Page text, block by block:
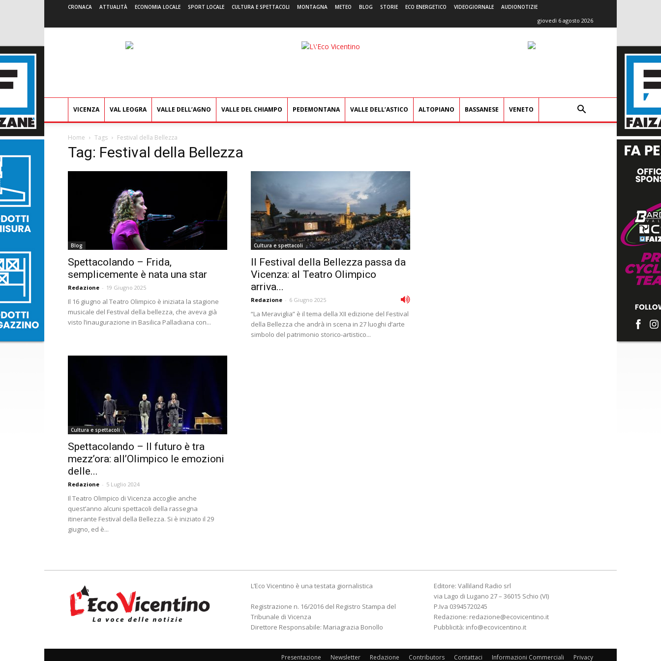
CRONACA ATTUALITÀ ECONOMIA LOCALE SPORT LOCALE CULTURA E SPETTACOLI MONTAGNA METEO BLOG STORIE ECO ENERGETICO VIDEOGIORNALE AUDIONOTIZIE
giovedì 6 agosto 2026
L'Eco
VICENZA VAL LEOGRA VALLE DELL’AGNO VALLE DEL CHIAMPO PEDEMONTANA VALLE DELL’ASTICO ALTOPIANO BASSANESE VENETO
Home Tags Festival della Bellezza
Tag: Festival della Bellezza
Blog
Spettacolando – Frida,
semplicemente è nata una star
Redazione - 19 Giugno 2025
Il 16 giugno al Teatro Olimpico è iniziata la stagione
musicale del Festival della bellezza, che aveva già
visto l’inaugurazione in Basilica Palladiana con...
Cultura e spettacoli
Il Festival della Bellezza passa da
Vicenza: al Teatro Olimpico
arriva...
Redazione - 6 Giugno 2025
“La Meraviglia” è il tema della XII edizione del Festival
della Bellezza che andrà in scena in 27 luoghi d’arte
simbolo del patrimonio storico-artistico...
Cultura e spettacoli
Spettacolando – Il futuro è tra
mezz’ora: all’Olimpico le emozioni
delle...
Redazione - 5 Luglio 2024
Il Teatro Olimpico di Vicenza accoglie anche
quest’anno alcuni spettacoli della rassegna
itinerante Festival della Bellezza. Si è iniziato il 29
giugno, ed è...
L’Eco Vicentino è una testata giornalistica
Registrazione n. 16/2016 del Registro Stampa del
Tribunale di Vicenza
Direttore Responsabile: Mariagrazia Bonollo
Editore: Valliland Radio srl
via Lago di Lugano 27 – 36015 Schio (VI)
P.Iva 03945720245
Redazione: redazione@ecovicentino.it
Pubblicità: info@ecovicentino.it
Presentazione Newsletter Redazione Contributors Contattaci Informazioni Commerciali Privacy